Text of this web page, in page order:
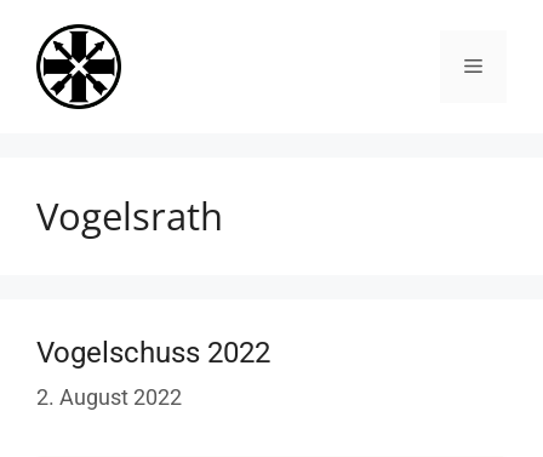
Inhalt
springen
Menü
Vogelsrath
Vogelschuss 2022
2. August 2022